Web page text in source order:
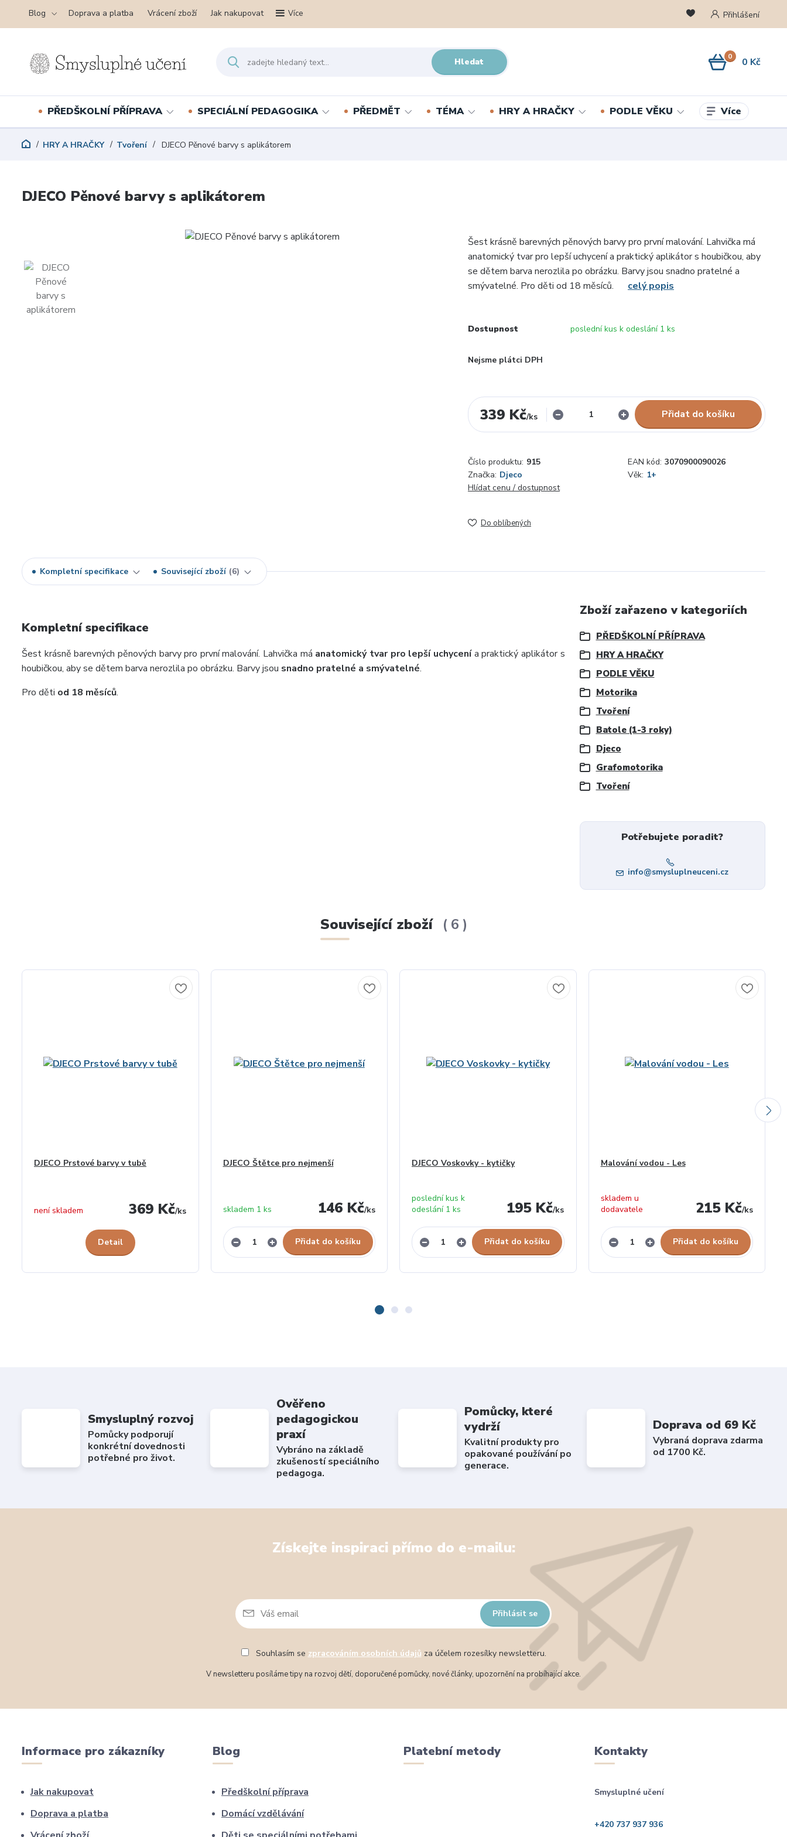
Blog Doprava a platba Vrácení zboží Jak nakupovat Více Přihlášení
Hledat 0 0 Kč
PŘEDŠKOLNÍ PŘÍPRAVA SPECIÁLNÍ PEDAGOGIKA PŘEDMĚT TÉMA HRY A HRAČKY PODLE VĚKU Více
HRY A HRAČKY Tvoření DJECO Pěnové barvy s aplikátorem
DJECO Pěnové barvy s aplikátorem
Šest krásně barevných pěnových barvy pro první malování. Lahvička má
anatomický tvar pro lepší uchycení a praktický aplikátor s houbičkou, aby
se dětem barva nerozlila po obrázku. Barvy jsou snadno pratelné a
smývatelné. Pro děti od 18 měsíců. celý popis
Dostupnost poslední kus k odeslání 1 ks
Nejsme plátci DPH
339 Kč/ks Přidat do košíku
Číslo produktu: 915 EAN kód: 3070900090026
Značka: Djeco Věk: 1+
Hlídat cenu / dostupnost
Do oblíbených
Kompletní specifikace Související zboží 6
Kompletní specifikace
Šest krásně barevných pěnových barvy pro první malování. Lahvička má anatomický tvar pro lepší uchycenía praktický aplikátor s
houbičkou, aby se dětem barva nerozlila po obrázku. Barvy jsou snadno pratelné a smývatelné.
Pro děti od 18 měsíců.
Zboží zařazeno v kategoriích
PŘEDŠKOLNÍ PŘÍPRAVA
HRY A HRAČKY
PODLE VĚKU
Motorika
Tvoření
Batole (1-3 roky)
Djeco
Grafomotorika
Tvoření
Potřebujete poradit?
info@smysluplneuceni.cz
Související zboží 6
DJECO Prstové barvy v tubě
369 Kč/ks
není skladem
Detail
DJECO Štětce pro nejmenší
146 Kč/ks
skladem 1 ks
Přidat do košíku
DJECO Voskovky - kytičky
195 Kč/ks
poslední kus k
odeslání 1 ks
Přidat do košíku
Malování vodou - Les
215 Kč/ks
skladem u
dodavatele
Přidat do košíku
Smysluplný rozvoj
Pomůcky podporují
konkrétní dovednosti
potřebné pro život.
Ověřeno
pedagogickou
praxí
Vybráno na základě
zkušeností speciálního
pedagoga.
Pomůcky, které
vydrží
Kvalitní produkty pro
opakované používání po
generace.
Doprava od 69 Kč
Vybraná doprava zdarma
od 1700 Kč.
Získejte inspiraci přímo do e-mailu:
Přihlásit se
Souhlasím se zpracováním osobních údajů za účelem rozesílky newsletteru.
V newsletteru posíláme tipy na rozvoj dětí, doporučené pomůcky, nové články, upozornění na probíhající akce.
Informace pro zákazníky
Jak nakupovat
Doprava a platba
Blog
Předškolní příprava
Domácí vzdělávání
Platební metody Kontakty
Smysluplné učení
+420 737 937 936